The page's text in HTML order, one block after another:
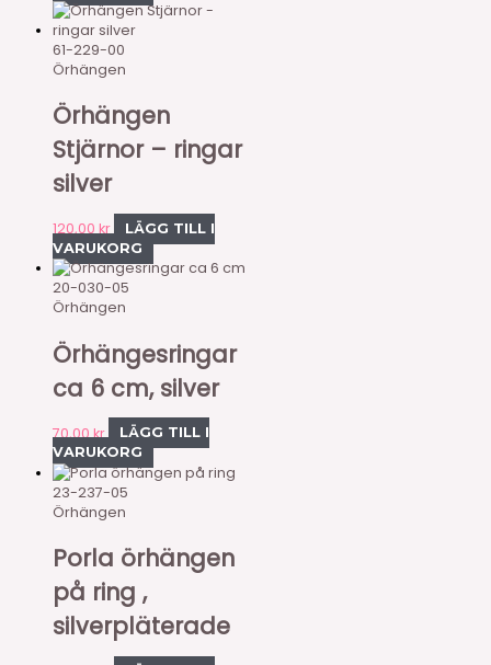
61-229-00
Örhängen
Örhängen
Stjärnor – ringar
silver
120,00 kr
LÄGG TILL I
VARUKORG
20-030-05
Örhängen
Örhängesringar
ca 6 cm, silver
70,00kr
LÄGG TILL I
VARUKORG
23-237-05
Örhängen
Porla örhängen
på ring ,
silverpläterade